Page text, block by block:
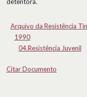
Arquivo da Resistência
1990
04.Resistência Juvenil
Citar Documento